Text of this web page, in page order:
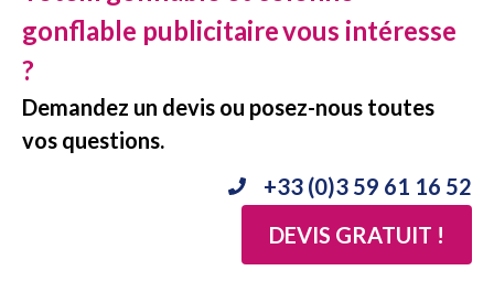
gonflable publicitairevous intéresse
?
Demandez un devis ou posez-nous toutes
vos questions.
+33 (0)3 59 61 16 52
DEVIS GRATUIT !